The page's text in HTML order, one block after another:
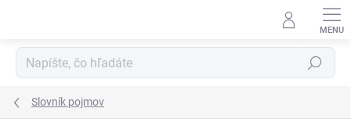
Hľadať
Slovník pojmov